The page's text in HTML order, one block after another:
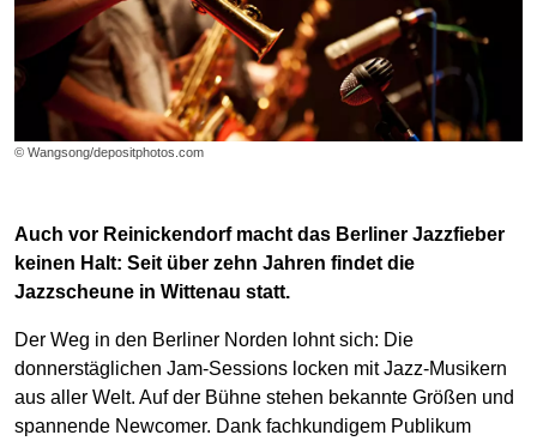
© Wangsong/depositphotos.com
Auch vor Reinickendorf macht das Berliner Jazzfieber
keinen Halt: Seit über zehn Jahren findet die
Jazzscheune in Wittenau statt.
Der Weg in den Berliner Norden lohnt sich: Die
donnerstäglichen Jam-Sessions locken mit Jazz-Musikern
aus aller Welt. Auf der Bühne stehen bekannte Größen und
spannende Newcomer. Dank fachkundigem Publikum